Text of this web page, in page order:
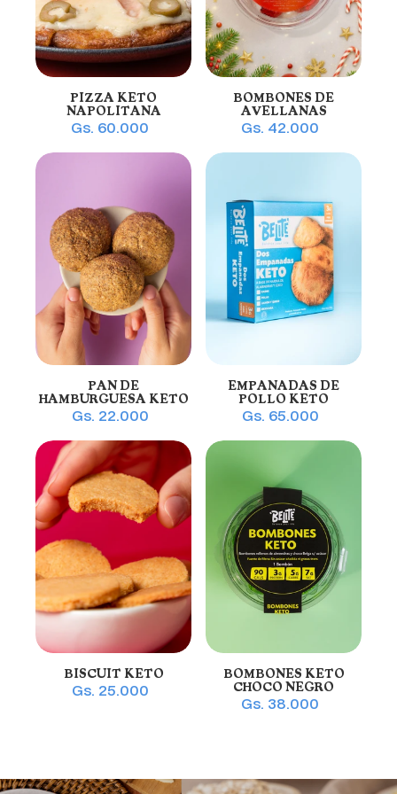
PIZZA KETO
NAPOLITANA
Gs. 60.000
BOMBONES DE
AVELLANAS
Gs. 42.000
PAN DE
HAMBURGUESA KETO
Gs. 22.000
EMPANADAS DE
POLLO KETO
Gs. 65.000
BISCUIT KETO
Gs. 25.000
BOMBONES KETO
CHOCO NEGRO
Gs. 38.000